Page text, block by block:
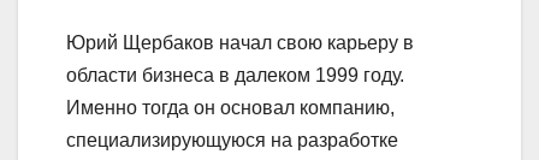
Юрий Щербаков начал свою карьеру в
области бизнеса в далеком 1999 году.
Именно тогда он основал компанию,
специализирующуюся на разработке